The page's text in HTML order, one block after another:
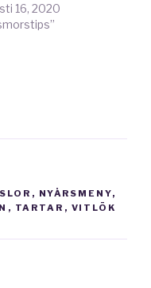
16, 2020
, NYÅRSMENY,
, TARTAR , VITLÖK